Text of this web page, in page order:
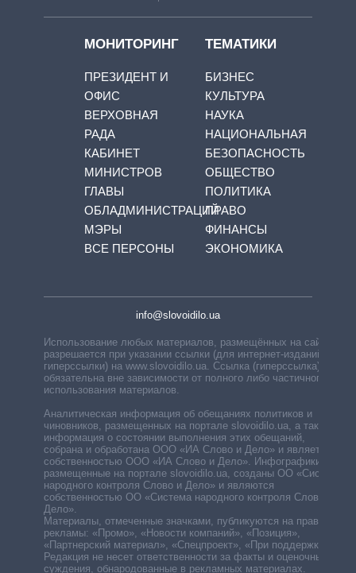
МОНИТОРИНГ
ПРЕЗИДЕНТ И
ОФИС
ВЕРХОВНАЯ
РАДА
КАБИНЕТ
МИНИСТРОВ
ГЛАВЫ
ОБЛАДМИНИСТРАЦИЙ
МЭРЫ
ВСЕ ПЕРСОНЫ
ТЕМАТИКИ
БИЗНЕС
КУЛЬТУРА
НАУКА
НАЦИОНАЛЬНАЯ
БЕЗОПАСНОСТЬ
ОБЩЕСТВО
ПОЛИТИКА
ПРАВО
ФИНАНСЫ
ЭКОНОМИКА
info@slovoidilo.ua
Использование любых материалов, размещённых на сайте,
разрешается при указании ссылки (для интернет-изданий —
гиперссылки) на www.slovoidilo.ua. Ссылка (гиперссылка)
обязательна вне зависимости от полного либо частичного
использования материалов.
Аналитическая информация об обещаниях политиков и
чиновников, размещенных на портале slovoidilo.ua, а также
информация о состоянии выполнения этих обещаний,
собрана и обработана ООО «ИА Слово и Дело» и является
собственностью ООО «ИА Слово и Дело». Инфографики,
размещенные на портале slovoidilo.ua, созданы ОО «Система
народного контроля Слово и Дело» и являются
собственностью ОО «Система народного контроля Слово и
Дело».
Материалы, отмеченные значками, публикуются на правах
рекламы: «Промо», «Новости компаний», «Позиция»,
«Партнерский материал», «Спецпроект», «При поддержке».
Редакция не несет ответственности за факты и оценочные
суждения, обнародованные в рекламных материалах.